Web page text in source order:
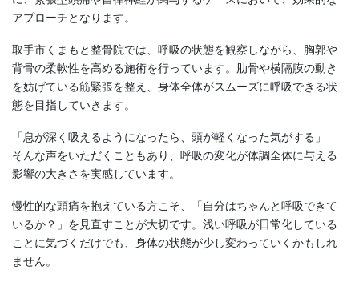
アプローチとなります。
取手市くまもと整骨院では、呼吸の状態を観察しながら、胸郭や
背骨の柔軟性を高める施術を行っています。肋骨や横隔膜の動き
を妨げている筋緊張を整え、身体全体がスムーズに呼吸できる状
態を目指していきます。
「息が深く吸えるようになったら、頭が軽くなった気がする」
そんな声をいただくこともあり、呼吸の変化が体調全体に与える
影響の大きさを実感しています。
慢性的な頭痛を抱えている方こそ、「自分はちゃんと呼吸できて
いるか？」を見直すことが大切です。浅い呼吸が日常化している
ことに気づくだけでも、身体の状態が少し変わっていくかもしれ
ません。